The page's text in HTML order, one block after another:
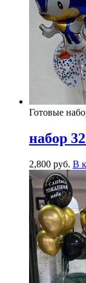
Готовые
набор
2,800 руб. В